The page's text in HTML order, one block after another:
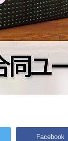
Facebook